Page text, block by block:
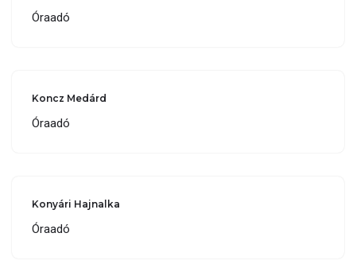
Óraadó
Koncz Medárd
Óraadó
Konyári Hajnalka
Óraadó